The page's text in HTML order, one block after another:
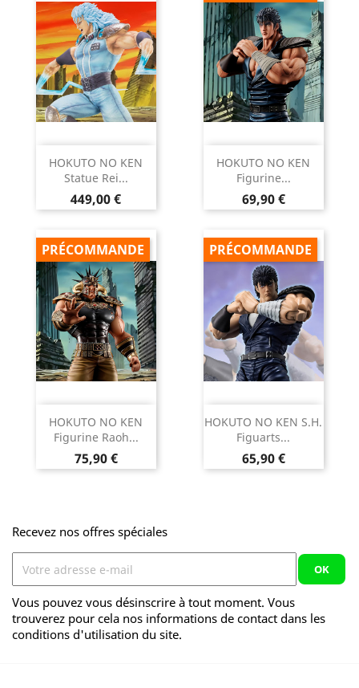
HOKUTO NO KEN
Statue Rei...
Prix
449,00 €
HOKUTO NO KEN
Figurine...
Prix
69,90 €
HOKUTO NO KEN
Figurine Raoh...
Prix
75,90 €
PRÉCOMMANDE
HOKUTO NO KEN S.H.
Figuarts...
Prix
65,90 €
PRÉCOMMANDE
Recevez nos offres spéciales
Vous pouvez vous désinscrire à tout moment. Vous
trouverez pour cela nos informations de contact dans les
conditions d'utilisation du site.